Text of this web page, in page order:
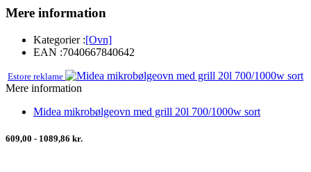
Mere information
Kategorier :[Ovn]
EAN :7040667840642
Estore reklame
Mere information
Midea mikrobølgeovn med grill 20l 700/1000w sort
609,00 - 1089,86 kr.